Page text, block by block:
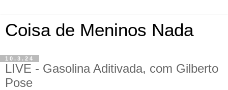
Coisa de Meninos Nada
10.3.24
LIVE - Gasolina Aditivada, com Gilberto
Pose